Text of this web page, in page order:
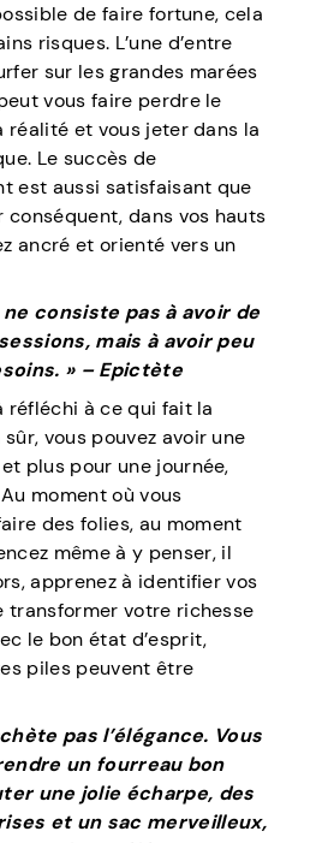
de faire fortune, cela
risques. L’une d’entre
sur les grandes marées
vous faire perdre le
réalité et vous jeter dans la
Le succès de
est aussi satisfaisant que
conséquent, dans vos hauts
ancré et orienté vers un
ne consiste pas à avoir de
mais à avoir peu
» – Epictète
réfléchi à ce qui fait la
vous pouvez avoir une
plus pour une journée,
moment où vous
des folies, au moment
même à y penser, il
apprenez à identifier vos
transformer votre richesse
le bon état d’esprit,
piles peuvent être
pas l’élégance. Vous
un fourreau bon
une jolie écharpe, des
et un sac merveilleux,